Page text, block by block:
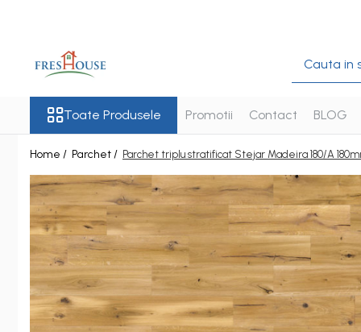
Toate Produsele
Ancadramente Fereastra
Solbancuri Fereastra
Brâuri de exterior
Cornișe de exterior
Chei de bolta
Console de exterior
Colțare de exterior
Pilaștri de exterior
Coloane de exterior
Toate Produsele Promotii Contact BLOG
Home / Parchet / Parchet triplu stratificat Stejar Madeira 180/A